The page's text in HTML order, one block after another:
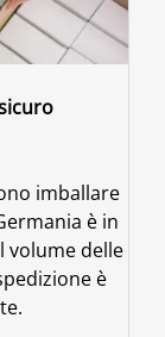
imballare
è in
volume delle
è